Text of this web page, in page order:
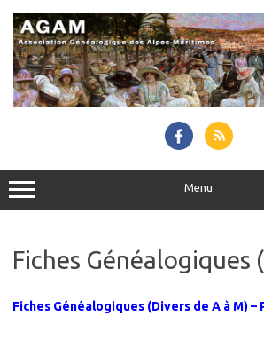
content
Menu
Fiches Généalogiques
Fiches Généalogiques (Divers de A à M) –